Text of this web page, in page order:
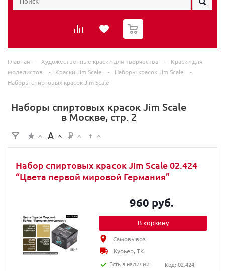
0
Главная - Художественные краски для творчества -
Краски для
моделистов
- Краски Jim Scale - Наборы красок Jim Scale
-
Наборы спиртовых красок Jim Scale
Наборы спиртовых красок Jim Scale
в Москве, стр. 2
Набор спиртовых красок Jim Scale 02.424
“Цвета первой мировой Германия”
960 руб.
В корзину
Самовывоз
Курьер, ТК
Есть в наличии
Код: 02.424